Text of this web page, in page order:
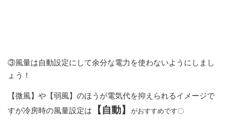
③風量は自動設定にして余分な電力を使わないようにしまし
ょう！
【微風】や【弱風】のほうが電気代を抑えられるイメージで
すが冷房時の風量設定は
【自動】 がおすすめです〇